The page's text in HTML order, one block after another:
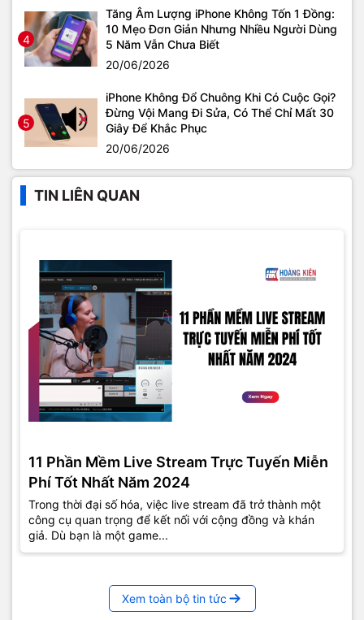
4
Tăng Âm Lượng iPhone Không Tốn 1 Đồng:
10 Mẹo Đơn Giản Nhưng Nhiều Người Dùng
5 Năm Vẫn Chưa Biết
20/06/2026
5
iPhone Không Đổ Chuông Khi Có Cuộc Gọi?
Đừng Vội Mang Đi Sửa, Có Thể Chỉ Mất 30
Giây Để Khắc Phục
20/06/2026
TIN LIÊN QUAN
11 Phần Mềm Live Stream Trực Tuyến Miễn
Phí Tốt Nhất Năm 2024
Trong thời đại số hóa, việc live stream đã trở thành một
công cụ quan trọng để kết nối với cộng đồng và khán
giả. Dù bạn là một game...
Xem toàn bộ tin tức